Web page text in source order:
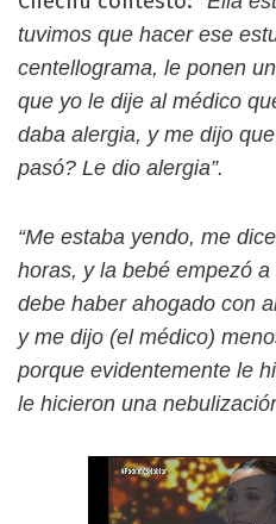
tuvimos que hacer ese
centellograma, le ponen
que yo le dije al médico
daba alergia, y me dijo
pasó? Le dio alergia”.
“Me estaba yendo, me
horas, y la bebé empezó a
debe haber ahogado con
y me dijo (el médico)
porque evidentemente le
le hicieron una